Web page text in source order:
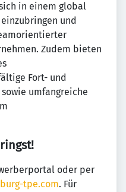
in einem global
und
Zudem bieten
Fort- und
umfangreiche
oder per
tpe.com. Für